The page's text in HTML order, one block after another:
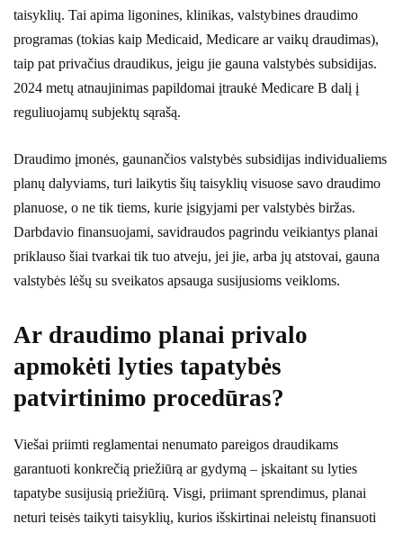
taisyklių. Tai apima ligonines, klinikas, valstybines draudimo
programas (tokias kaip Medicaid, Medicare ar vaikų draudimas),
taip pat privačius draudikus, jeigu jie gauna valstybės subsidijas.
2024 metų atnaujinimas papildomai įtraukė Medicare B dalį į
reguliuojamų subjektų sąrašą.
Draudimo įmonės, gaunančios valstybės subsidijas individualiems
planų dalyviams, turi laikytis šių taisyklių visuose savo draudimo
planuose, o ne tik tiems, kurie įsigyjami per valstybės biržas.
Darbdavio finansuojami, savidraudos pagrindu veikiantys planai
priklauso šiai tvarkai tik tuo atveju, jei jie, arba jų atstovai, gauna
valstybės lėšų su sveikatos apsauga susijusioms veikloms.
Ar draudimo planai privalo
apmokėti lyties tapatybės
patvirtinimo procedūras?
Viešai priimti reglamentai nenumato pareigos draudikams
garantuoti konkrečią priežiūrą ar gydymą – įskaitant su lyties
tapatybe susijusią priežiūrą. Visgi, priimant sprendimus, planai
neturi teisės taikyti taisyklių, kurios išskirtinai neleistų finansuoti